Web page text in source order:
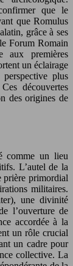
que le
que Romulus
grâce à ses
Forum Romain
aux premières
un éclairage
plus
découvertes
des origines de
comme un lieu
L’autel de la
prière primordial
militaires.
une divinité
l’ouverture de
accordée à la
un rôle crucial
un cadre pour
collective. La